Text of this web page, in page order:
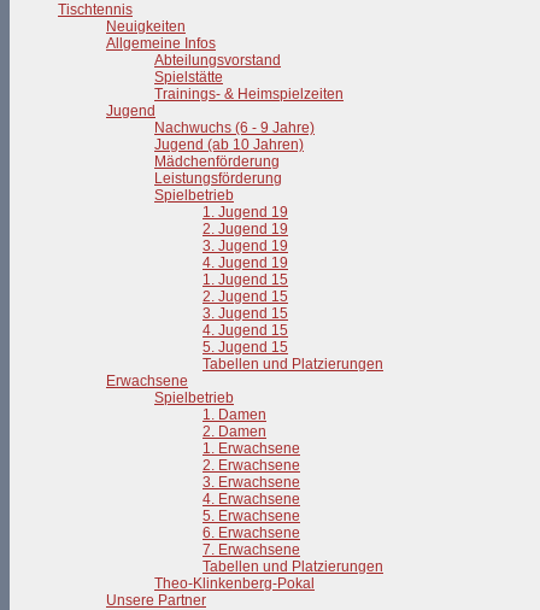
Tischtennis
Neuigkeiten
Allgemeine Infos
Abteilungsvorstand
Spielstätte
Trainings- & Heimspielzeiten
Jugend
Nachwuchs (6 - 9 Jahre)
Jugend (ab 10 Jahren)
Mädchenförderung
Leistungsförderung
Spielbetrieb
1. Jugend 19
2. Jugend 19
3. Jugend 19
4. Jugend 19
1. Jugend 15
2. Jugend 15
3. Jugend 15
4. Jugend 15
5. Jugend 15
Tabellen und Platzierungen
Erwachsene
Spielbetrieb
1. Damen
2. Damen
1. Erwachsene
2. Erwachsene
3. Erwachsene
4. Erwachsene
5. Erwachsene
6. Erwachsene
7. Erwachsene
Tabellen und Platzierungen
Theo-Klinkenberg-Pokal
Unsere Partner